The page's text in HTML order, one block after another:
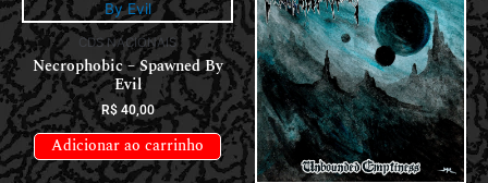
CDS NACIONAIS
Necrophobic – Spawned By
Evil
R$40,00
Adicionar ao carrinho